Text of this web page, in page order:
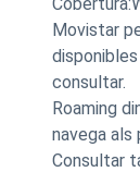
Movistar
consultar.
Roaming
navega als
Consultar